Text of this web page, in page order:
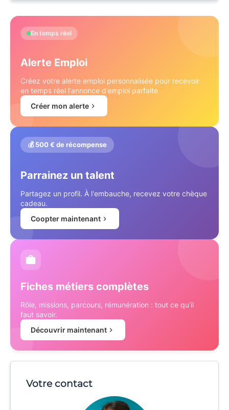
En temps réel
Alerte Emploi
Créez votre alerte emploi personnalisée pour recevoir
en temps réel l'annonce d'emploi parfaite
Créer mon alerte
💰 500 € de récompense
Parrainez un talent
Partagez un profil. À l'embauche, recevez votre chèque
cadeau.
Coopter maintenant
Fiches métiers complètes
Rôle, missions, parcours, rémunération : tout ce qu'il
faut savoir.
Découvrir maintenant
Votre contact